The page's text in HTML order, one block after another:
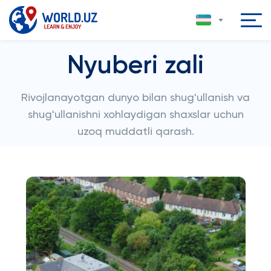
Nyuberi zali
Rivojlanayotgan dunyo bilan shug'ullanish va
shug'ullanishni xohlaydigan shaxslar uchun
uzoq muddatli qarash.